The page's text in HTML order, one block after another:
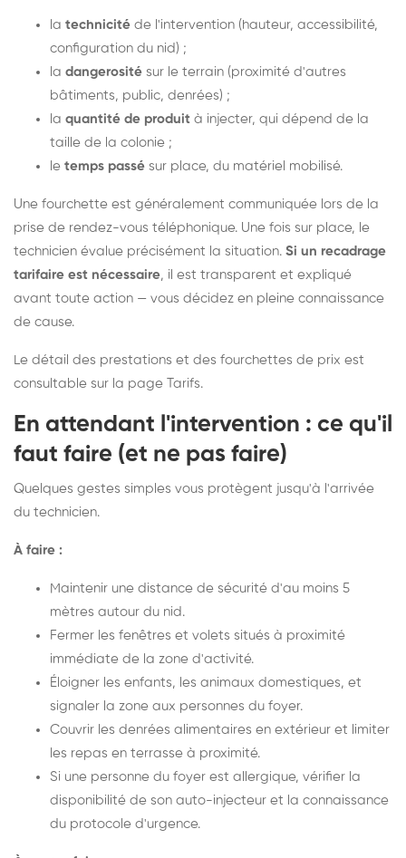
la technicité de l'intervention (hauteur, accessibilité,
configuration du nid) ;
la dangerosité sur le terrain (proximité d'autres
bâtiments, public, denrées) ;
la quantité de produit à injecter, qui dépend de la
taille de la colonie ;
le temps passé sur place, du matériel mobilisé.
Une fourchette est généralement communiquée lors de la
prise de rendez-vous téléphonique. Une fois sur place, le
technicien évalue précisément la situation. Si un recadrage
tarifaire est nécessaire, il est transparent et expliqué
avant toute action — vous décidez en pleine connaissance
de cause.
Le détail des prestations et des fourchettes de prix est
consultable sur la page Tarifs.
En attendant l'intervention : ce qu'il
faut faire (et ne pas faire)
Quelques gestes simples vous protègent jusqu'à l'arrivée
du technicien.
À faire :
Maintenir une distance de sécurité d'au moins 5
mètres autour du nid.
Fermer les fenêtres et volets situés à proximité
immédiate de la zone d'activité.
Éloigner les enfants, les animaux domestiques, et
signaler la zone aux personnes du foyer.
Couvrir les denrées alimentaires en extérieur et limiter
les repas en terrasse à proximité.
Si une personne du foyer est allergique, vérifier la
disponibilité de son auto-injecteur et la connaissance
du protocole d'urgence.